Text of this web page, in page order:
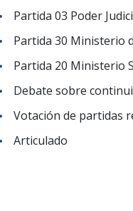
Partida 03 Poder
Partida 30 Ministerio
Partida 20 Ministerio
Debate sobre
Votación de partidas
Articulado